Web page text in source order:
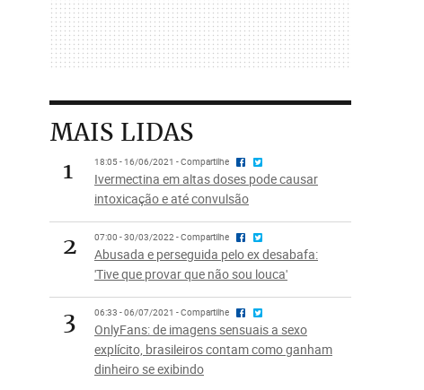
MAIS LIDAS
1
18:05 - 16/06/2021 - Compartilhe
Ivermectina em altas doses pode causar
intoxicação e até convulsão
2 07:00 - 30/03/2022 - Compartilhe
Abusada e perseguida pelo ex desabafa:
'Tive que provar que não sou louca'
3 06:33 - 06/07/2021 - Compartilhe
OnlyFans: de imagens sensuais a sexo
explícito, brasileiros contam como ganham
dinheiro se exibindo